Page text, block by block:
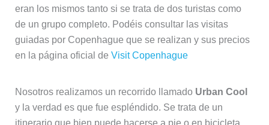
eran los mismos tanto si se trata de dos turistas como
de un grupo completo. Podéis consultar las visitas
guiadas por Copenhague que se realizan y sus precios
en la página oficial de Visit Copenhague
Nosotros realizamos un recorrido llamado Urban Cool
y la verdad es que fue espléndido. Se trata de un
itinerario que bien puede hacerse a pie o en bicicleta